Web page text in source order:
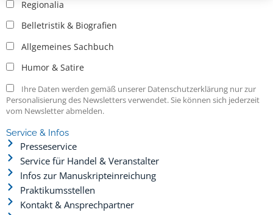
Regionalia
Belletristik & Biografien
Allgemeines Sachbuch
Humor & Satire
Ihre Daten werden gemäß unserer Datenschutzerklärung nur zur
Personalisierung des Newsletters verwendet. Sie können sich jederzeit
vom Newsletter abmelden.
Service & Infos
Presseservice
Service für Handel & Veranstalter
Infos zur Manuskripteinreichung
Praktikumsstellen
Kontakt & Ansprechpartner